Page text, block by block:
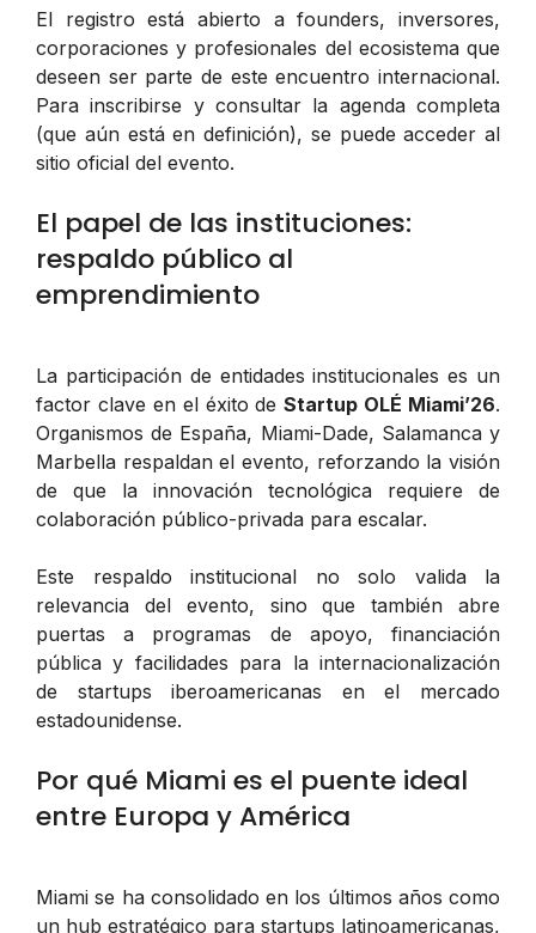
El registro está abierto a founders, inversores,
corporaciones y profesionales del ecosistema que
deseen ser parte de este encuentro internacional.
Para inscribirse y consultar la agenda completa
(que aún está en definición), se puede acceder al
sitio oficial del evento.
El papel de las instituciones:
respaldo público al
emprendimiento
La participación de entidades institucionales es un
factor clave en el éxito deStartup OLÉ Miami’26.
Organismos de España, Miami-Dade, Salamanca y
Marbella respaldan el evento, reforzando la visión
de que la innovación tecnológica requiere de
colaboración público-privada para escalar.
Este respaldo institucional no solo valida la
relevancia del evento, sino que también abre
puertas a programas de apoyo, financiación
pública y facilidades para la internacionalización
de startups iberoamericanas en el mercado
estadounidense.
Por qué Miami es el puente ideal
entre Europa y América
Miami se ha consolidado en los últimos años como
un hub estratégico para startups latinoamericanas,